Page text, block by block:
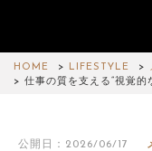
HOME LIFESTYLE
仕事の質を支える“視覚的
公開日：2026/06/17